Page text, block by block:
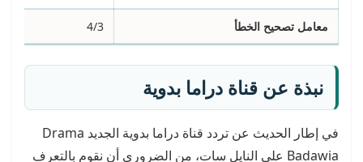
معامل تصحيح الخطأ 4/3
نبذة عن قناة دراما بدوية
في إطار الحديث عن تردد قناة دراما بدوية الجديد Drama
Badawia على النايل سات، من الضروري أن نقوم بالتعرف